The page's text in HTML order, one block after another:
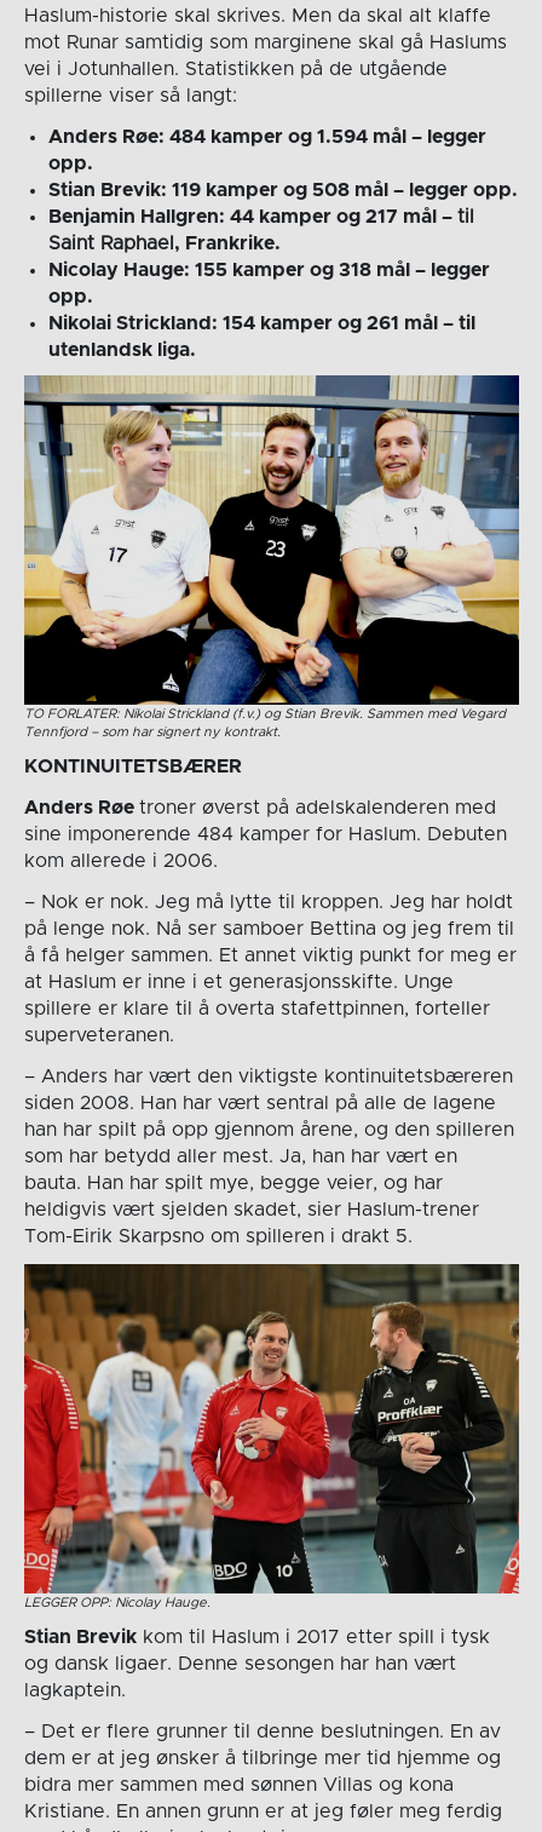
Haslum-historie skal skrives. Men da skal alt klaffe
mot Runar samtidig som marginene skal gå Haslums
vei i Jotunhallen. Statistikken på de utgående
spillerne viser så langt:
Anders Røe: 484 kamper og 1.594 mål – legger
opp.
Stian Brevik: 119 kamper og 508 mål – legger opp.
Benjamin Hallgren: 44 kamper og 217 mål – til
Saint Raphael , Frankrike.
Nicolay Hauge: 155 kamper og 318 mål – legger
opp.
Nikolai Strickland: 154 kamper og 261 mål – til
utenlandsk liga.
TO FORLATER: Nikolai Strickland (f.v.) og Stian Brevik. Sammen med Vegard
Tennfjord – som har signert ny kontrakt.
KONTINUITETSBÆRER
Anders Røe troner øverst på adelskalenderen med
sine imponerende 484 kamper for Haslum. Debuten
kom allerede i 2006.
– Nok er nok. Jeg må lytte til kroppen. Jeg har holdt
på lenge nok. Nå ser samboer Bettina og jeg frem til
å få helger sammen. Et annet viktig punkt for meg er
at Haslum er inne i et generasjonsskifte. Unge
spillere er klare til å overta stafettpinnen, forteller
superveteranen.
– Anders har vært den viktigste kontinuitetsbæreren
siden 2008. Han har vært sentral på alle de lagene
han har spilt på opp gjennom årene, og den spilleren
som har betydd aller mest. Ja, han har vært en
bauta. Han har spilt mye, begge veier, og har
heldigvis vært sjelden skadet, sier Haslum-trener
Tom-Eirik Skarpsno om spilleren i drakt 5.
LEGGER OPP: Nicolay Hauge.
Stian Brevikkom til Haslum i 2017 etter spill i tysk
og dansk ligaer. Denne sesongen har han vært
lagkaptein.
– Det er flere grunner til denne beslutningen. En av
dem er at jeg ønsker å tilbringe mer tid hjemme og
bidra mer sammen med sønnen Villas og kona
Kristiane. En annen grunn er at jeg føler meg ferdig